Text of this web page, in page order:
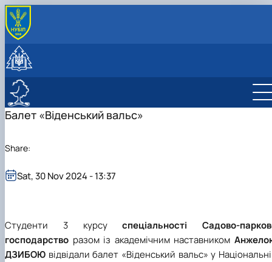
ПРО КАФЕДРУ
ННВЛ сучасних технологій проектування
СПО
Співпраця
Наші випускники
Приймальна комісія
Бакалавр
Дисципліни
Дослідження
топіарне мистецтво
Балет «Віденський вальс»
Студенти 3 курсуспеціальності Садово-
господарство разом із академічним наставником
ДЗИБОЮ відвідали балет «Віденський вальс» у
Sat, 30 Nov 2024 - 13:37
Share: